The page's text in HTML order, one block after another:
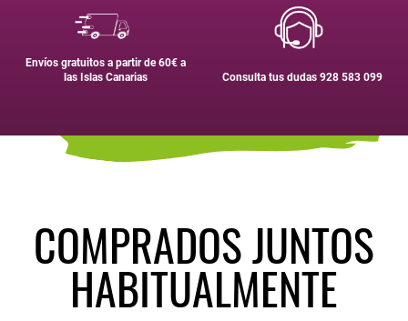
Envíos gratuitos a partir de 60€ a
las Islas Canarias
Consulta tus dudas 928 583 099
COMPRADOS JUNTOS
HABITUALMENTE